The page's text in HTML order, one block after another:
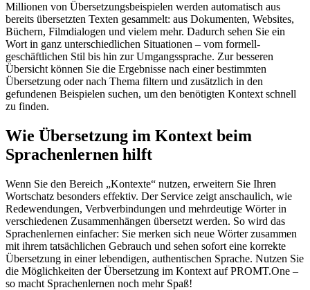
Millionen von Übersetzungsbeispielen werden automatisch aus
bereits übersetzten Texten gesammelt: aus Dokumenten, Websites,
Büchern, Filmdialogen und vielem mehr. Dadurch sehen Sie ein
Wort in ganz unterschiedlichen Situationen – vom formell-
geschäftlichen Stil bis hin zur Umgangssprache. Zur besseren
Übersicht können Sie die Ergebnisse nach einer bestimmten
Übersetzung oder nach Thema filtern und zusätzlich in den
gefundenen Beispielen suchen, um den benötigten Kontext schnell
zu finden.
Wie Übersetzung im Kontext beim
Sprachenlernen hilft
Wenn Sie den Bereich „Kontexte“ nutzen, erweitern Sie Ihren
Wortschatz besonders effektiv. Der Service zeigt anschaulich, wie
Redewendungen, Verbverbindungen und mehrdeutige Wörter in
verschiedenen Zusammenhängen übersetzt werden. So wird das
Sprachenlernen einfacher: Sie merken sich neue Wörter zusammen
mit ihrem tatsächlichen Gebrauch und sehen sofort eine korrekte
Übersetzung in einer lebendigen, authentischen Sprache. Nutzen Sie
die Möglichkeiten der Übersetzung im Kontext auf PROMT.One –
so macht Sprachenlernen noch mehr Spaß!